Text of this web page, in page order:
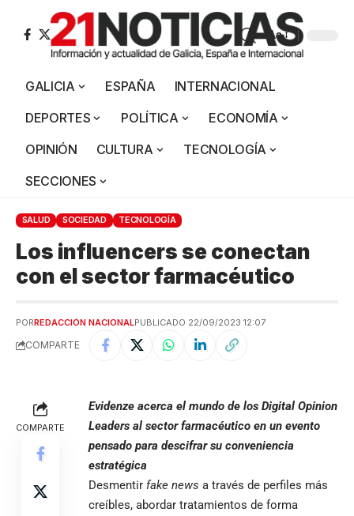
Aa
GALICIA ESPAÑA
INTERNACIONAL
DEPORTES
POLÍTICA
ECONOMÍA
OPINIÓN
CULTURA
TECNOLOGÍA
SECCIONES
SALUD SOCIEDAD TECNOLOGÍA
Los influencers se conectan
con el sector farmacéutico
PORREDACCIÓN NACIONALPUBLICADO 22/09/2023 12:07
COMPARTE
COMPARTE
Evidenze acerca el mundo de los Digital Opinion
Leaders al sector farmacéutico en un evento
pensado para descifrar su conveniencia
estratégica
Desmentir fake news a través de perfiles más
creíbles, abordar tratamientos de forma